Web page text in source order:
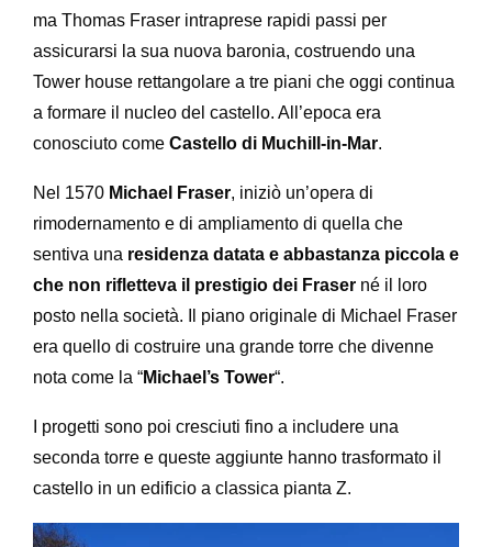
ma Thomas Fraser intraprese rapidi passi per
assicurarsi la sua nuova baronia, costruendo una
Tower house rettangolare a tre piani che oggi continua
a formare il nucleo del castello. All’epoca era
conosciuto come Castello di Muchill-in-Mar.
Nel 1570 Michael Fraser, iniziò un’opera di
rimodernamento e di ampliamento di quella che
sentiva una residenza datata e abbastanza piccola e
che non rifletteva il prestigio dei Fraser né il loro
posto nella società. Il piano originale di Michael Fraser
era quello di costruire una grande torre che divenne
nota come la “Michael’s Tower“.
I progetti sono poi cresciuti fino a includere una
seconda torre e queste aggiunte hanno trasformato il
castello in un edificio a classica pianta Z.